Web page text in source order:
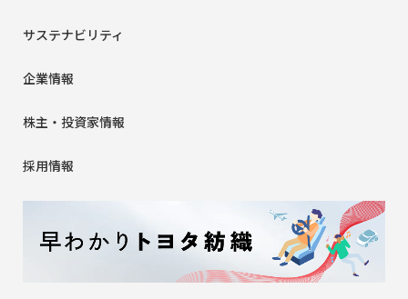
サステナビリティ
企業情報
株主・投資家情報
採用情報